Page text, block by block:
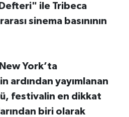
ile Tribeca
sinema basınının
York’ta
ardından yayımlanan
festivalin en dikkat
biri olarak